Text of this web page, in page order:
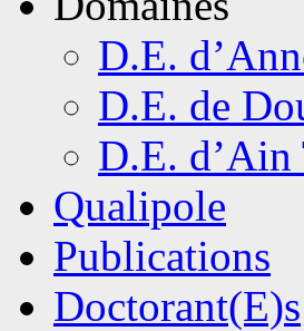
D.E.
D.E. de
D.E. d’Ain
Qualipole
Publications
Doctorant(E)s